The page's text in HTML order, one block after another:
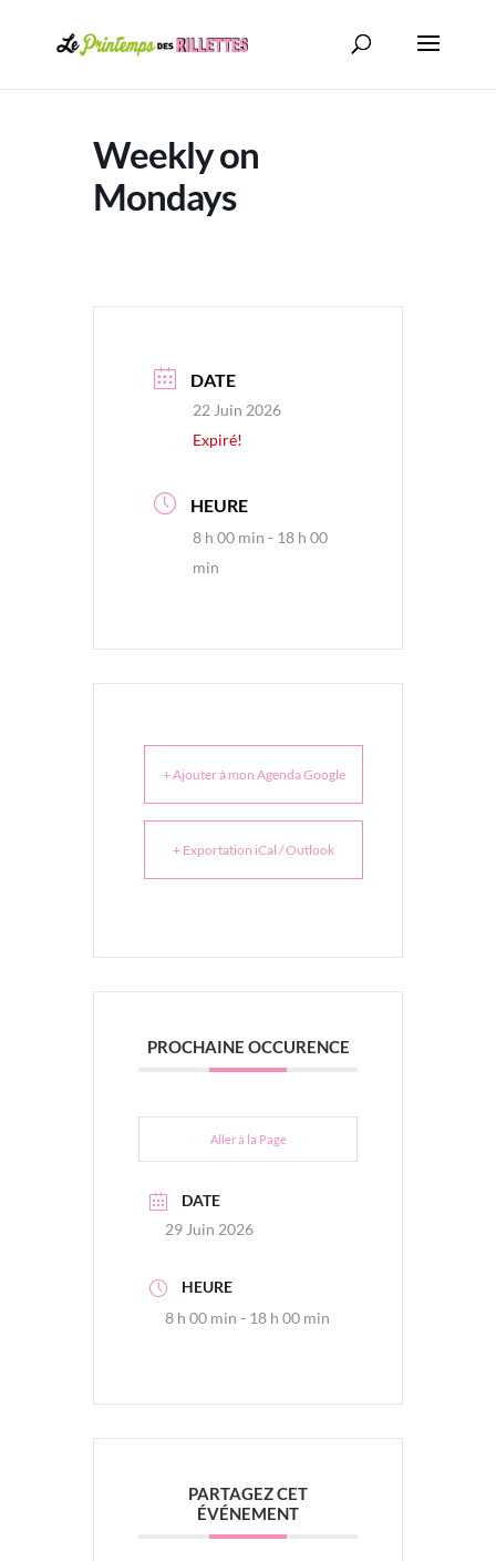
Weekly on
Mondays
DATE
22 Juin 2026
Expiré!
HEURE
8 h 00 min - 18 h 00
min
+ Ajouter à mon Agenda Google
+ Exportation iCal / Outlook
PROCHAINE OCCURENCE
Aller à la Page
DATE
29 Juin 2026
HEURE
8 h 00 min - 18 h 00 min
PARTAGEZ CET
ÉVÉNEMENT